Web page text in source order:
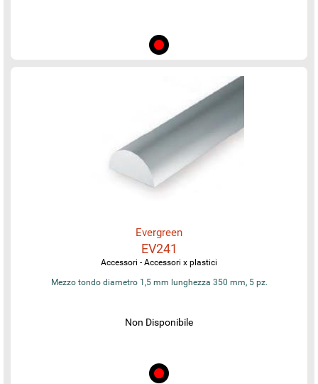
Evergreen
EV241
Accessori - Accessori x plastici
Mezzo tondo diametro 1,5 mm lunghezza 350 mm, 5 pz.
Non Disponibile